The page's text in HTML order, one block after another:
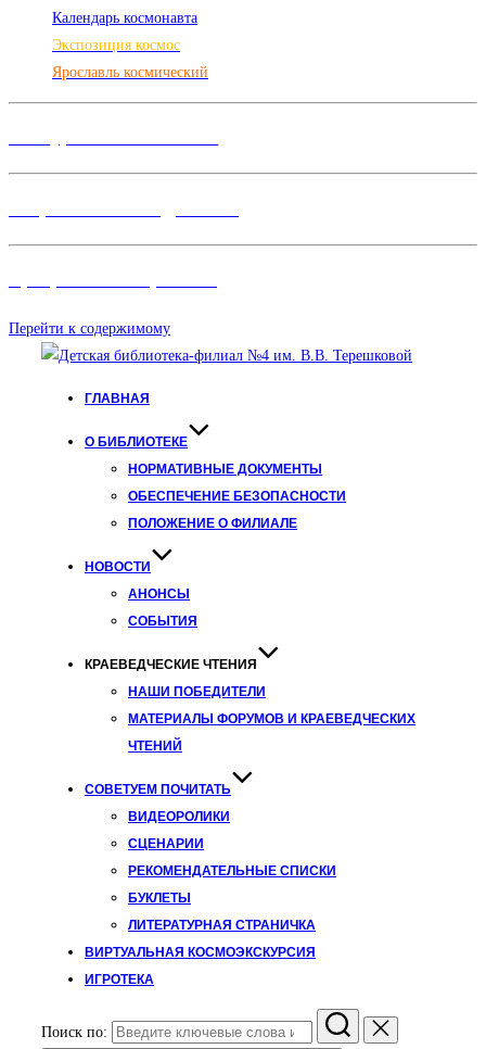
Календарь космонавта
Экспозиция космос
Ярославль космический
Перейти к содержимому
ГЛАВНАЯ
О БИБЛИОТЕКЕ
НОРМАТИВНЫЕ ДОКУМЕНТЫ
ОБЕСПЕЧЕНИЕ БЕЗОПАСНОСТИ
ПОЛОЖЕНИЕ О ФИЛИАЛЕ
НОВОСТИ
АНОНСЫ
СОБЫТИЯ
КРАЕВЕДЧЕСКИЕ ЧТЕНИЯ
НАШИ ПОБЕДИТЕЛИ
МАТЕРИАЛЫ ФОРУМОВ И КРАЕВЕДЧЕСКИХ
ЧТЕНИЙ
СОВЕТУЕМ ПОЧИТАТЬ
ВИДЕОРОЛИКИ
СЦЕНАРИИ
РЕКОМЕНДАТЕЛЬНЫЕ СПИСКИ
БУКЛЕТЫ
ЛИТЕРАТУРНАЯ СТРАНИЧКА
ВИРТУАЛЬНАЯ КОСМОЭКСКУРСИЯ
ИГРОТЕКА
Поиск по: